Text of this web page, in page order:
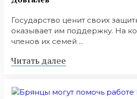
Государство ценит своих
оказывает им поддержку. На
членов их семей ...
Читать далее